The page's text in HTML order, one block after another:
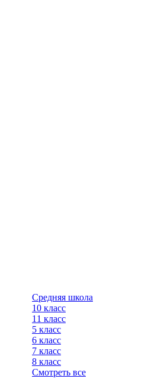
Средняя школа
10 класс
11 класс
5 класс
6 класс
7 класс
8 класс
Смотреть все